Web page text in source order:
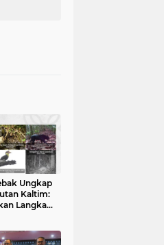
Ungkap
Kaltim:
Langka